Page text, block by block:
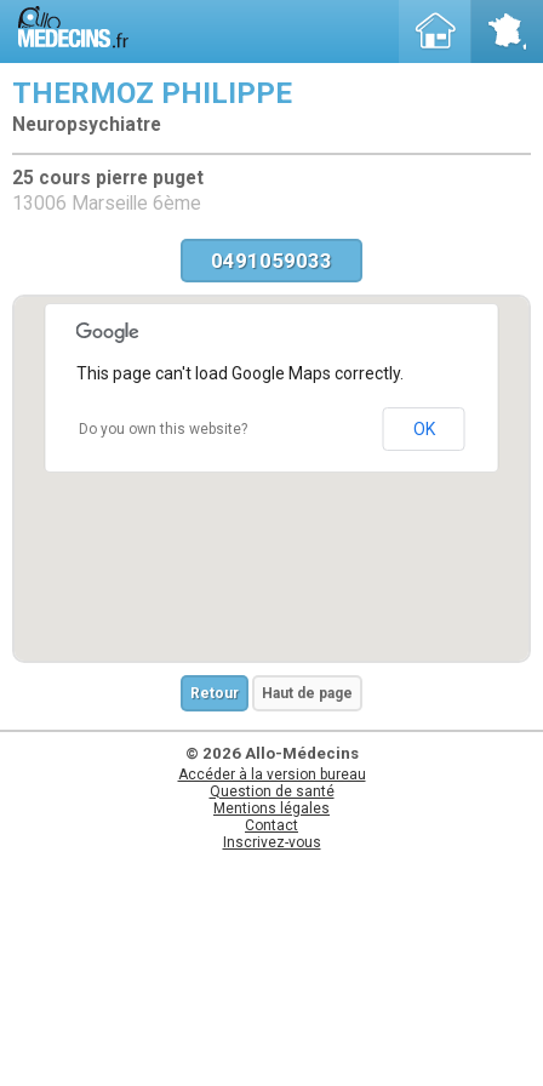
THERMOZ PHILIPPE
Neuropsychiatre
25 cours pierre puget
13006 Marseille 6ème
0491059033
This page can't load Google Maps correctly.
Do you own this website? OK
Retour Haut de page
© 2026 Allo-Médecins
Accéder à la version bureau
Question de santé
Mentions légales
Contact
Inscrivez-vous